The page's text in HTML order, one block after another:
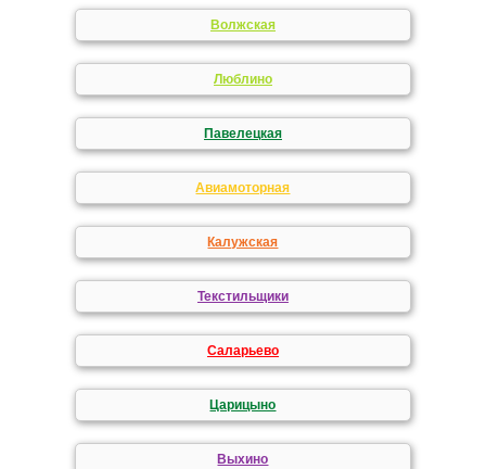
Волжская
Люблино
Павелецкая
Авиамоторная
Калужская
Текстильщики
Саларьево
Царицыно
Выхино